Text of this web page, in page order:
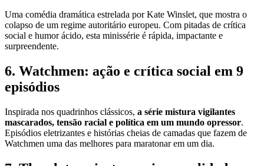
Uma comédia dramática estrelada por Kate Winslet, que mostra o
colapso de um regime autoritário europeu. Com pitadas de crítica
social e humor ácido, esta minissérie é rápida, impactante e
surpreendente.
6. Watchmen: ação e crítica social em 9
episódios
Inspirada nos quadrinhos clássicos, a série mistura vigilantes
mascarados, tensão racial e política em um mundo opressor.
Episódios eletrizantes e histórias cheias de camadas que fazem de
Watchmen uma das melhores para maratonar em um dia.